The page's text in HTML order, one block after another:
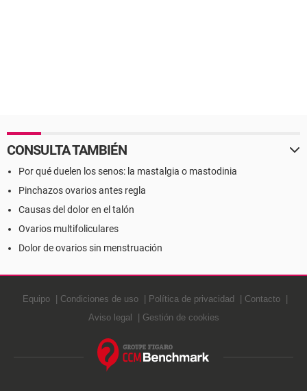
CONSULTA TAMBIÉN
Por qué duelen los senos: la mastalgia o mastodinia
Pinchazos ovarios antes regla
Causas del dolor en el talón
Ovarios multifoliculares
Dolor de ovarios sin menstruación
Equipo Condiciones de uso Política de privacidad
Contacto
Aviso legal
Gestión de cookies